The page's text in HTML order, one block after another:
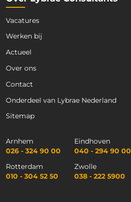
Vacatures
Werken bij
Actueel
Over ons
Contact
Onderdeel van Lybrae Nederland
Sitemap
Arnhem
026 - 324 90 00
Eindhoven
040 - 294 90 00
Rotterdam
010 - 304 52 50
Zwolle
038 - 222 5900